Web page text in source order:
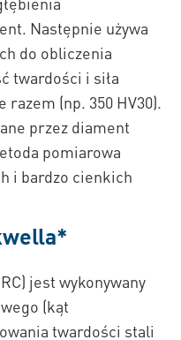
Następnie używa
do obliczenia
twardości i siła
razem (np. 350 HV30).
przez diament
pomiarowa
i bardzo cienkich
jest wykonywany
(kąt
twardości stali